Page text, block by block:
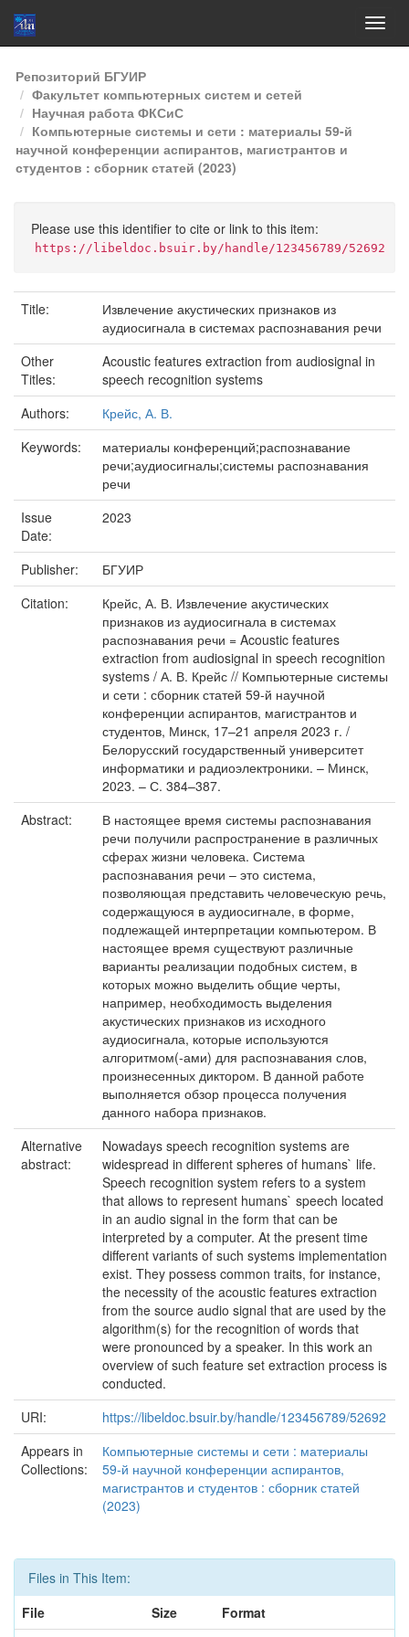
Skip
navigation
Репозиторий БГУИР
Факультет компьютерных систем и сетей
Научная работа ФКСиС
Компьютерные системы и сети : материалы 59-й
научной конференции аспирантов, магистрантов и
студентов : сборник статей (2023)
Please use this identifier to cite or link to this item:
https://libeldoc.bsuir.by/handle/123456789/52692
Title:
Извлечение акустических признаков из
аудиосигнала в системах распознавания речи
Other
Titles:
Acoustic features extraction from audiosignal in
speech recognition systems
Authors:
Крейс, А. В.
Keywords:
материалы конференций;распознавание
речи;аудиосигналы;системы распознавания
речи
Issue
Date:
2023
Publisher:
БГУИР
Citation:
Крейс, А. В. Извлечение акустических
признаков из аудиосигнала в системах
распознавания речи = Acoustic features
extraction from audiosignal in speech recognition
systems / А. В. Крейс // Компьютерные системы
и сети : сборник статей 59-й научной
конференции аспирантов, магистрантов и
студентов, Минск, 17–21 апреля 2023 г. /
Белорусский государственный университет
информатики и радиоэлектроники. – Минск,
2023. – С. 384–387.
Abstract:
В настоящее время системы распознавания
речи получили распространение в различных
сферах жизни человека. Система
распознавания речи – это система,
позволяющая представить человеческую речь,
содержащуюся в аудиосигнале, в форме,
подлежащей интерпретации компьютером. В
настоящее время существуют различные
варианты реализации подобных систем, в
которых можно выделить общие черты,
например, необходимость выделения
акустических признаков из исходного
аудиосигнала, которые используются
алгоритмом(-ами) для распознавания слов,
произнесенных диктором. В данной работе
выполняется обзор процесса получения
данного набора признаков.
Alternative
abstract:
Nowadays speech recognition systems are
widespread in different spheres of humans` life.
Speech recognition system refers to a system
that allows to represent humans` speech located
in an audio signal in the form that can be
interpreted by a computer. At the present time
different variants of such systems implementation
exist. They possess common traits, for instance,
the necessity of the acoustic features extraction
from the source audio signal that are used by the
algorithm(s) for the recognition of words that
were pronounced by a speaker. In this work an
overview of such feature set extraction process is
conducted.
URI:
https://libeldoc.bsuir.by/handle/123456789/52692
Appears in
Collections:
Компьютерные системы и сети : материалы
59-й научной конференции аспирантов,
магистрантов и студентов : сборник статей
(2023)
Files in This Item:
File
Size Format